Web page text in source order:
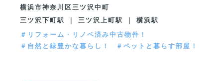
横浜市神奈川区三ツ沢中町
三ツ沢下町駅 ｜ 三ツ沢上町駅 ｜ 横浜駅
＃リフォーム・リノベ済み中古物件！
＃自然と緑豊かな暮らし！
＃ペットと暮らす部屋！